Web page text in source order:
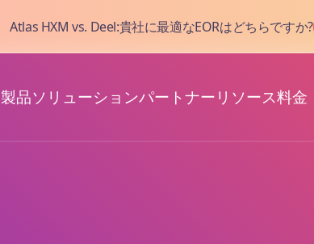
Atlas HXM vs. Deel:貴社に最適なEORはどちらですか?
製品ソリューションパートナーリソース料金